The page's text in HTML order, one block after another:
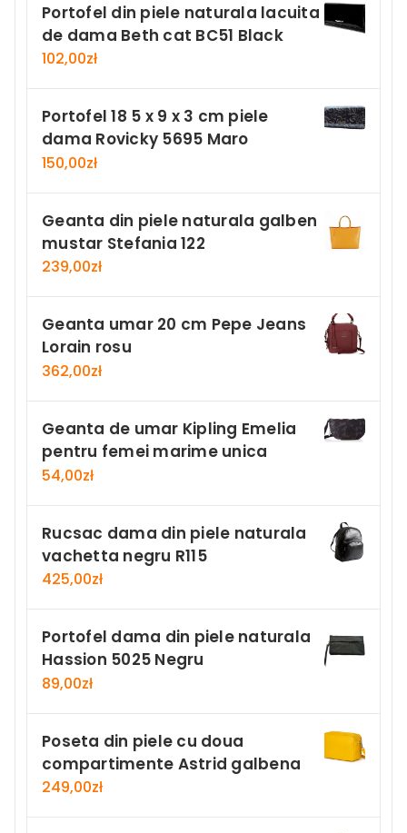
Portofel din piele naturala lacuita
de dama Beth cat BC51 Black
102,00zł
Portofel 18 5 x 9 x 3 cm piele
dama Rovicky 5695 Maro
150,00zł
Geanta din piele naturala galben
mustar Stefania 122
239,00zł
Geanta umar 20 cm Pepe Jeans
Lorain rosu
362,00zł
Geanta de umar Kipling Emelia
pentru femei marime unica
54,00zł
Rucsac dama din piele naturala
vachetta negru R115
425,00zł
Portofel dama din piele naturala
Hassion 5025 Negru
89,00zł
Poseta din piele cu doua
compartimente Astrid galbena
249,00zł